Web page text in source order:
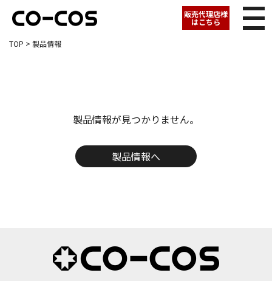
販売代理店様
はこちら
TOP > 製品情報
製品情報が見つかりません。
製品情報へ